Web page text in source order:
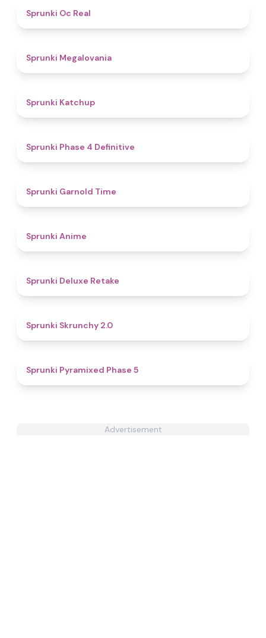
Sprunki Oc Real
Sprunki Megalovania
Sprunki Katchup
Sprunki Phase 4 Definitive
Sprunki Garnold Time
Sprunki Anime
Sprunki Deluxe Retake
Sprunki Skrunchy 2.0
Sprunki Pyramixed Phase 5
Advertisement